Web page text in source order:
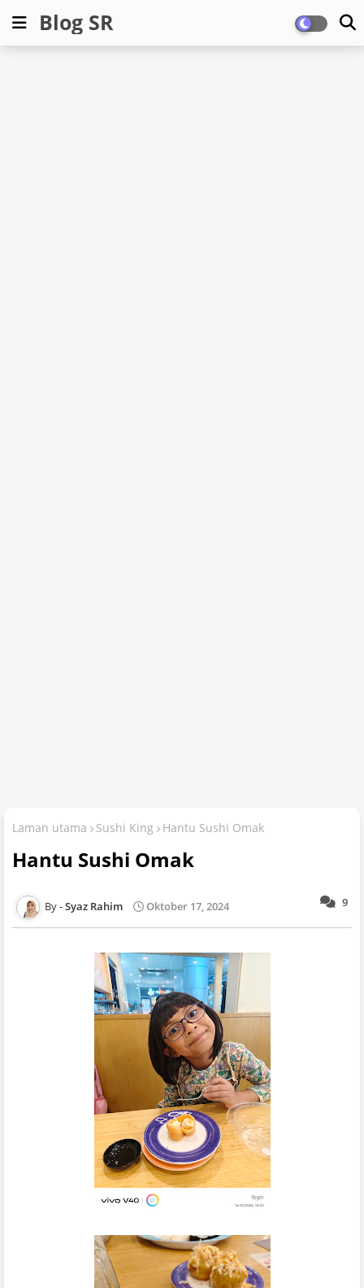
Blog SR
Laman utama Sushi King Hantu Sushi Omak
Hantu Sushi Omak
9
Syaz Rahim Oktober 17, 2024